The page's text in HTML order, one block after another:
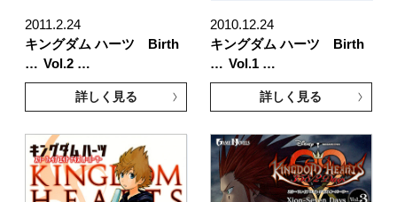
2011.2.24
キングダム ハーツ Birth
… Vol.2 …
詳しく見る
2010.12.24
キングダム ハーツ Birth
… Vol.1 …
詳しく見る